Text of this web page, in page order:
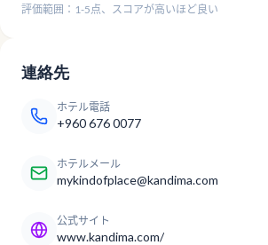
評価範囲：1-5点、スコアが高いほど良い
連絡先
ホテル電話
+960 676 0077
ホテルメール
mykindofplace@kandima.com
公式サイト
www.kandima.com/